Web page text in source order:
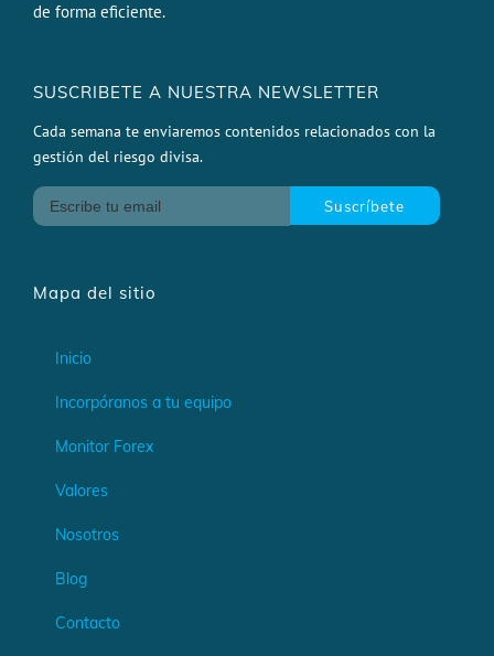
de forma eficiente.
SUSCRIBETE A NUESTRA NEWSLETTER
Cada semana te enviaremos contenidos relacionados con la
gestión del riesgo divisa.
Mapa del sitio
Inicio
Incorpóranos a tu equipo
Monitor Forex
Valores
Nosotros
Blog
Contacto